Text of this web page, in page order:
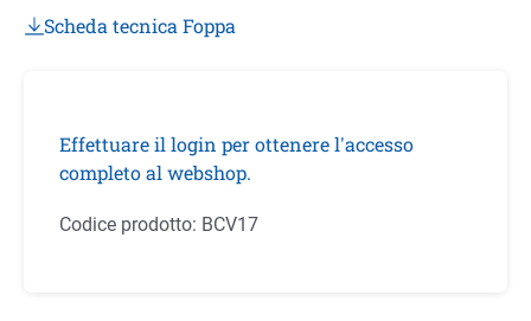
Scheda tecnica Foppa
Effettuare il login per ottenere l'accesso
completo al webshop.
Codice prodotto: BCV17